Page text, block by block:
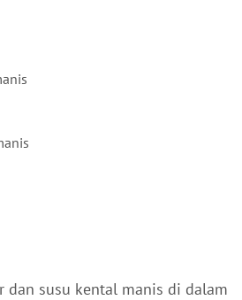
dan susu kental manis di dalam